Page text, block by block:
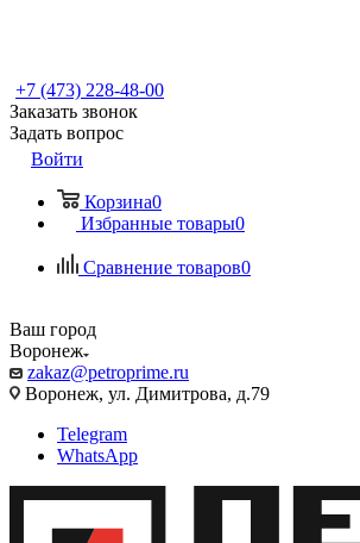
+7 (473) 228-48-00
Заказать звонок
Задать вопрос
Войти
Корзина0
Избранные товары0
Сравнение товаров0
Ваш город
Воронеж
zakaz@petroprime.ru
Воронеж, ул. Димитрова, д.79
Telegram
WhatsApp